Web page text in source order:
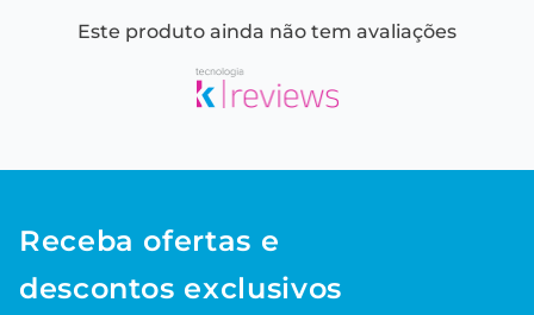
Este produto ainda não tem avaliações
Receba ofertas e
descontos exclusivos